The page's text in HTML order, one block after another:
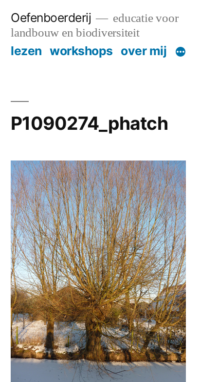
content
Oefenboerderij
educatie voor
landbouw en biodiversiteit
lezen workshops over mij
P1090274_phatch